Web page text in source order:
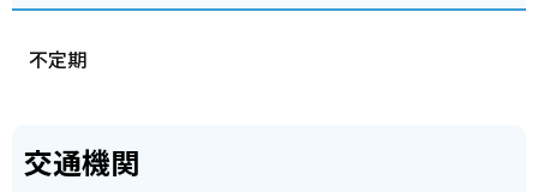
不定期
交通機関